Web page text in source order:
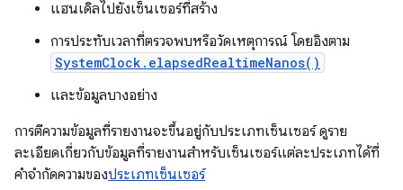
แฮนเดิลไปยังเซ็นเซอร์ที่สร้าง
การประทับเวลาที่ตรวจพบหรือวัดเหตุการณ์ โดยอิงตาม
SystemClock.elapsedRealtimeNanos()
และข้อมูลบางอย่าง
การตีความข้อมูลที่รายงานจะขึ้นอยู่กับประเภทเซ็นเซอร์ ดูราย
ละเอียดเกี่ยวกับข้อมูลที่รายงานสำหรับเซ็นเซอร์แต่ละประเภทได้ที่
คำจำกัดความของประเภทเซ็นเซอร์